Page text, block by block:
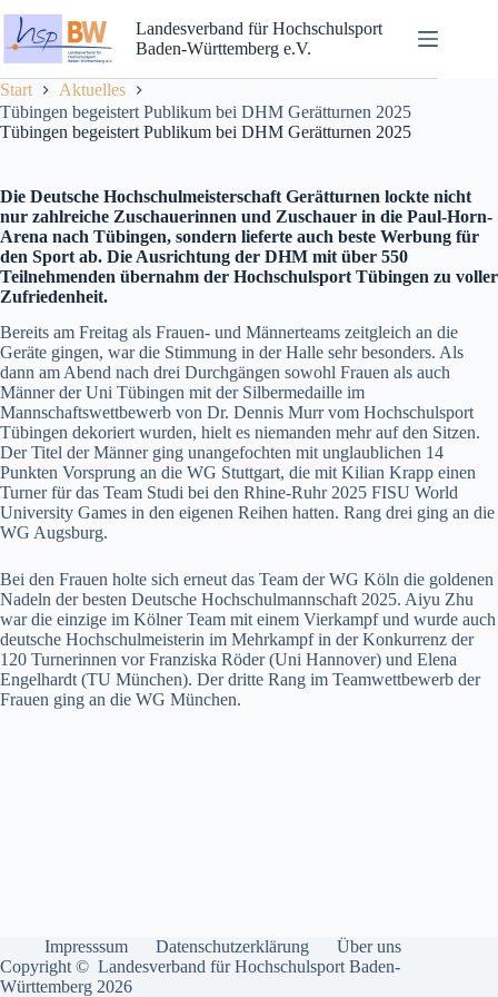
Landesverband für Hochschulsport
Baden-Württemberg e.V.
Start
Aktuelles
Tübingen begeistert Publikum bei DHM Gerätturnen 2025
Tübingen begeistert Publikum bei DHM Gerätturnen 2025
Die Deutsche Hochschulmeisterschaft Gerätturnen lockte nicht
nur zahlreiche Zuschauerinnen und Zuschauer in die Paul-Horn-
Arena nach Tübingen, sondern lieferte auch beste Werbung für
den Sport ab. Die Ausrichtung der DHM mit über 550
Teilnehmenden übernahm der Hochschulsport Tübingen zu voller
Zufriedenheit.
Bereits am Freitag als Frauen- und Männerteams zeitgleich an die
Geräte gingen, war die Stimmung in der Halle sehr besonders. Als
dann am Abend nach drei Durchgängen sowohl Frauen als auch
Männer der Uni Tübingen mit der Silbermedaille im
Mannschaftswettbewerb von Dr. Dennis Murr vom Hochschulsport
Tübingen dekoriert wurden, hielt es niemanden mehr auf den Sitzen.
Der Titel der Männer ging unangefochten mit unglaublichen 14
Punkten Vorsprung an die WG Stuttgart, die mit Kilian Krapp einen
Turner für das Team Studi bei den Rhine-Ruhr 2025 FISU World
University Games in den eigenen Reihen hatten. Rang drei ging an die
WG Augsburg.
Bei den Frauen holte sich erneut das Team der WG Köln die goldenen
Nadeln der besten Deutsche Hochschulmannschaft 2025. Aiyu Zhu
war die einzige im Kölner Team mit einem Vierkampf und wurde auch
deutsche Hochschulmeisterin im Mehrkampf in der Konkurrenz der
120 Turnerinnen vor Franziska Röder (Uni Hannover) und Elena
Engelhardt (TU München). Der dritte Rang im Teamwettbewerb der
Frauen ging an die WG München.
Impresssum Datenschutzerklärung
Über uns
Copyright © Landesverband für Hochschulsport Baden-
Württemberg 2026